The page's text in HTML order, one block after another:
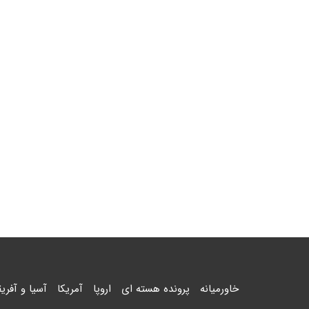
خاورمیانه پرونده هسته ای اروپا آمریکا آسیا و